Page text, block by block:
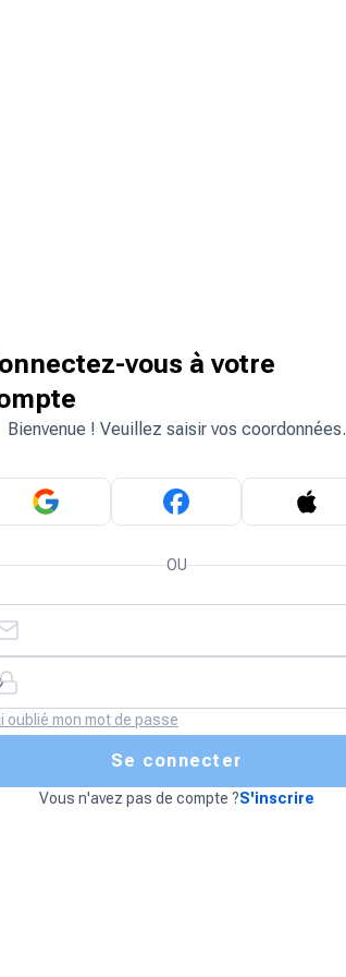
vous à votre
Bienvenue ! Veuillez saisir vos coordonnées.
OU
oublié mon mot de passe
Se connecter
Vous n'avez pas de compte ?S'inscrire